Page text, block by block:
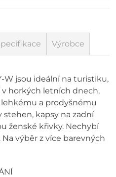
Výrobce
W jsou ideální na turistiku,
v horkých letních dnech,
a prodyšnému
kapsy na zadní
ženské křivky. Nechybí
výběr z více barevných